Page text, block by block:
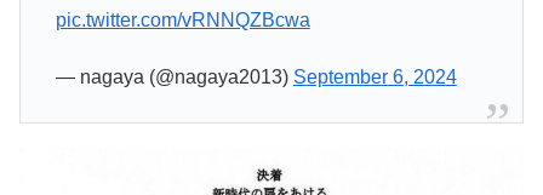
pic.twitter.com/vRNNQZBcwa
— nagaya (@nagaya2013) September 6, 2024